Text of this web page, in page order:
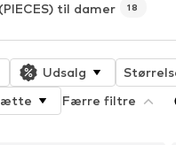
(PIECES) til damer 18
Udsalg
Færre filtre